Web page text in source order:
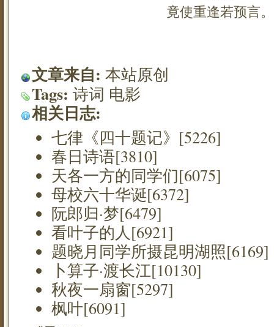
竟使重逢若预言。
文章来自: 本站原创
Tags: 诗词 电影
相关日志:
七律《四十题记》[5226]
春日诗语[3810]
天各一方的同学们[6075]
母校六十华诞[6372]
阮郎归·梦[6479]
看叶子的人[6921]
题晓月同学所摄昆明湖照[6169]
卜算子·渡长江[10130]
秋夜一扇窗[5297]
枫叶[6091]